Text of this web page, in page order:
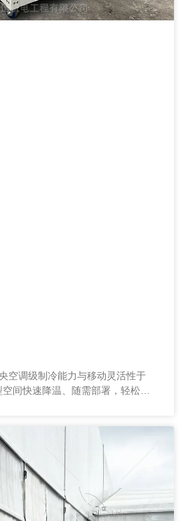
空调级制冷能力与移动灵活性于
间快速降温、随需部署，轻松应